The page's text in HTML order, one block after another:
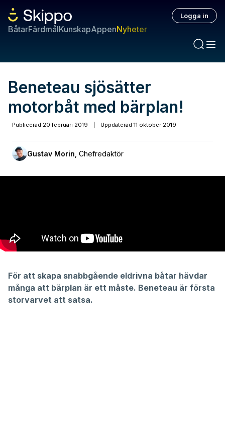
BåtarFärdmålKunskapAppenNyheter
Logga in
Beneteau sjösätter
motorbåt med bärplan!
Publicerad 20 februari 2019 Uppdaterad 11 oktober 2019
Gustav Morin Chefredaktör
För att skapa snabbgående eldrivna båtar hävdar
många att bärplan är ett måste. Beneteau är första
storvarvet att satsa.